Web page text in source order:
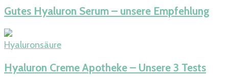
Gutes Hyaluron Serum – unsere Empfehlung
Hyaluronsäure
Hyaluron Creme Apotheke – Unsere 3 Tests